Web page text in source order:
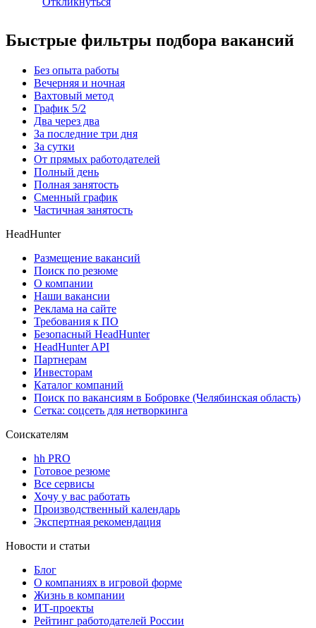
Быстрые фильтры подбора вакансий
Без опыта работы
Вечерняя и ночная
Вахтовый метод
График 5/2
Два через два
За последние три дня
За сутки
От прямых работодателей
Полный день
Полная занятость
Сменный график
Частичная занятость
HeadHunter
Размещение вакансий
Поиск по резюме
О компании
Наши вакансии
Реклама на сайте
Требования к ПО
Безопасный HeadHunter
HeadHunter API
Партнерам
Инвесторам
Каталог компаний
Поиск по вакансиям в Бобровке (Челябинская область)
Сетка: соцсеть для нетворкинга
Соискателям
hh PRO
Готовое резюме
Все сервисы
Хочу у вас работать
Производственный календарь
Экспертная рекомендация
Новости и статьи
Блог
О компаниях в игровой форме
Жизнь в компании
ИТ-проекты
Рейтинг работодателей России